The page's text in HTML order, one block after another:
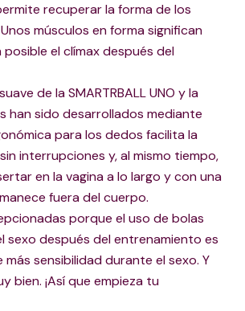
recuperar la forma de los
músculos en forma significan
posible el clímax después del
de la SMARTRBALL UNO y la
sido desarrollados mediante
para los dedos facilita la
interrupciones y, al mismo tiempo,
en la vagina a lo largo y con una
fuera del cuerpo.
porque el uso de bolas
sexo después del entrenamiento es
sensibilidad durante el sexo. Y
bien. ¡Así que empieza tu